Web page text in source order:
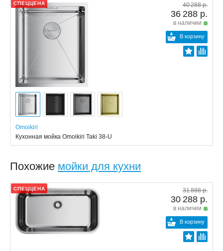
СПЕЦЦЕНА 40 288 р.
36 288 р.
в наличии
В корзину
Omoikiri
Кухонная мойка Omoikiri Taki 38-U
Похожие мойки для кухни
СПЕЦЦЕНА 31 888 р.
30 288 р.
в наличии
В корзину